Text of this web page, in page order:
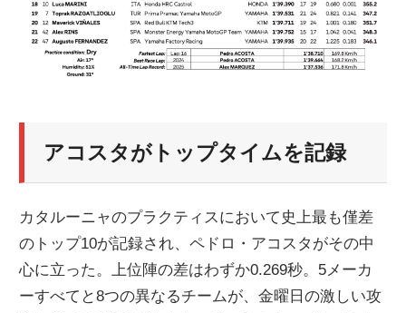
ス
アコスタがトップタイムを記録
カタルーニャのプラクティスにおいて史上最も僅差
のトップ10が記録され、ペドロ・アコスタがその中
心に立った。上位陣の差はわずか0.269秒。5メーカ
ーすべてと8つの異なるチームが、金曜日の激しい攻